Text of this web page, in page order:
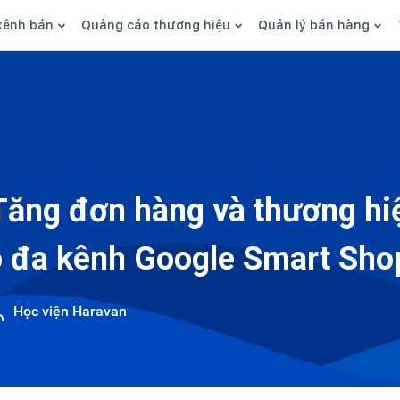
bán
social
sàn
Quảng cáo thương hiệu
Thương hiệu/Brand
Quản lý bán hàng
Tài chính
Nhân viên
đơn hàng và thương
đa kênh Google Smart
Học viện Haravan